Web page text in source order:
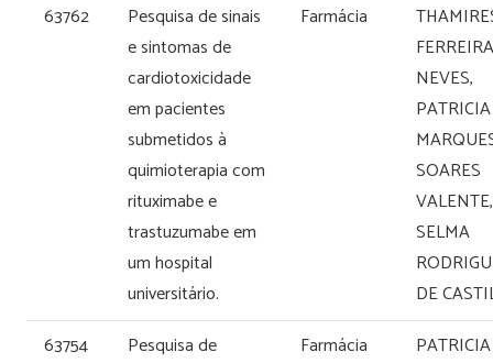
63762
Pesquisa de sinais
e sintomas de
cardiotoxicidade
em pacientes
submetidos à
quimioterapia com
rituximabe e
trastuzumabe em
um hospital
universitário.
Farmácia
FERREIRA
NEVES,
PATRICIA
SOARES
VALENTE,
SELMA
DE
63754
Pesquisa de
Farmácia
PATRICIA